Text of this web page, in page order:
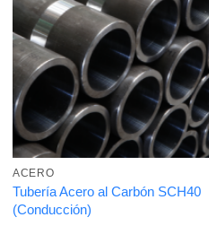
ACERO
Tubería Acero al Carbón SCH40
(Conducción)